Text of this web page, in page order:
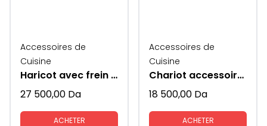
Accessoires de
Cuisine
Haricot avec frein KAV
27 500,00 Da
ACHETER
Accessoires de
Cuisine
Chariot accessoire de cuisine avec rangements KAV
18 500,00 Da
ACHETER